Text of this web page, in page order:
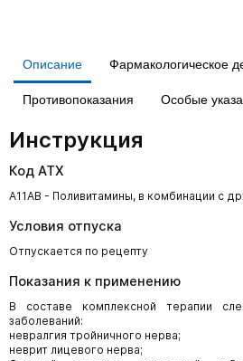
Описание Фармакологическое
Противопоказания Особые
Инструкция
Код АТХ
A11AB - Поливитамины, в комбинации с
Условия отпуска
Отпускается по рецепту
Показания к применению
В составе комплексной терапии
заболеваний:
невралгия тройничного нерва;
неврит лицевого нерва;